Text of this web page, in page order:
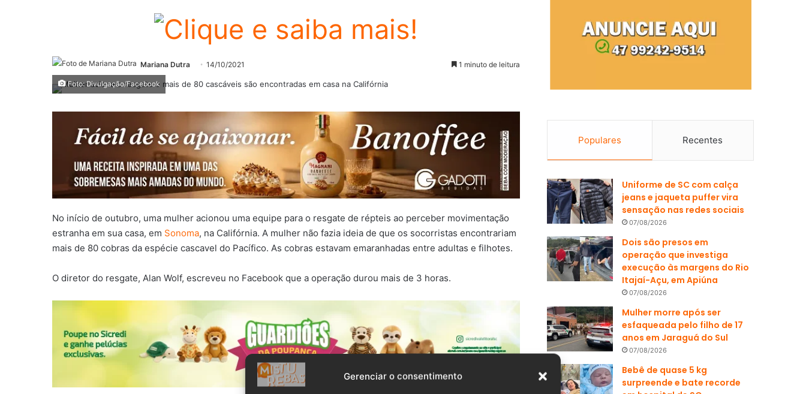
Gerenciar o consentimento
Mariana Dutra 14/10/2021 1 minuto de leitura
Foto: Divulgação/Facebook
No início de outubro, uma mulher acionou uma equipe para o resgate de répteis ao perceber movimentação
estranha em sua casa, em Sonoma, na Califórnia. A mulher não fazia ideia de que os socorristas encontrariam
mais de 80 cobras da espécie cascavel do Pacífico. As cobras estavam emaranhadas entre adultas e filhotes.
O diretor do resgate, Alan Wolf, escreveu no Facebook que a operação durou mais de 3 horas.
Populares Recentes
Uniforme de SC com calça
jeans e jaqueta puffer vira
sensação nas redes sociais
07/08/2026
Dois são presos em
operação que investiga
execução às margens do Rio
Itajaí-Açu, em Apiúna
07/08/2026
Mulher morre após ser
esfaqueada pelo filho de 17
anos em Jaraguá do Sul
07/08/2026
Bebê de quase 5 kg
surpreende e bate recorde